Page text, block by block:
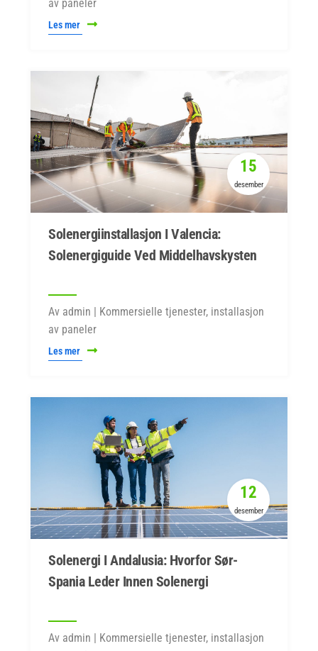
av paneler
Les mer
15
desember
Solenergiinstallasjon I Valencia:
Solenergiguide Ved Middelhavskysten
Av admin | Kommersielle tjenester, installasjon
av paneler
Les mer
12
desember
Solenergi I Andalusia: Hvorfor Sør-
Spania Leder Innen Solenergi
Av admin | Kommersielle tjenester, installasjon